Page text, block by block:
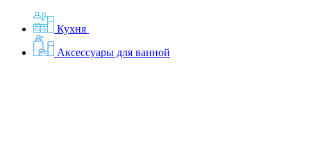
Кухня
Аксессуары для ванной